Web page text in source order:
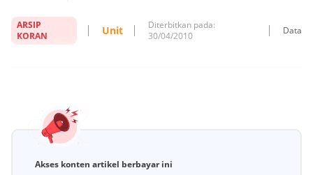
ARSIP
KORAN
Unit
Diterbitkan pada:
30/04/2010
Data
Akses konten artikel berbayar ini